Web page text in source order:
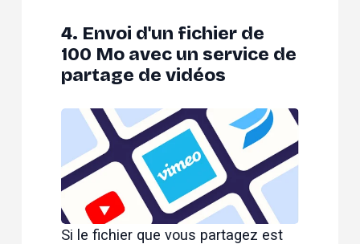
4. Envoi d'un fichier de
100 Mo avec un service de
partage de vidéos
Si le fichier que vous partagez est